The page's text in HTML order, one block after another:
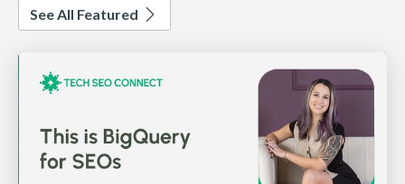
See All Featured